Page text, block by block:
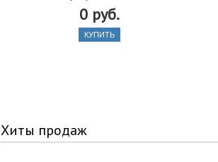
0 руб.
КУПИТЬ
Хиты продаж